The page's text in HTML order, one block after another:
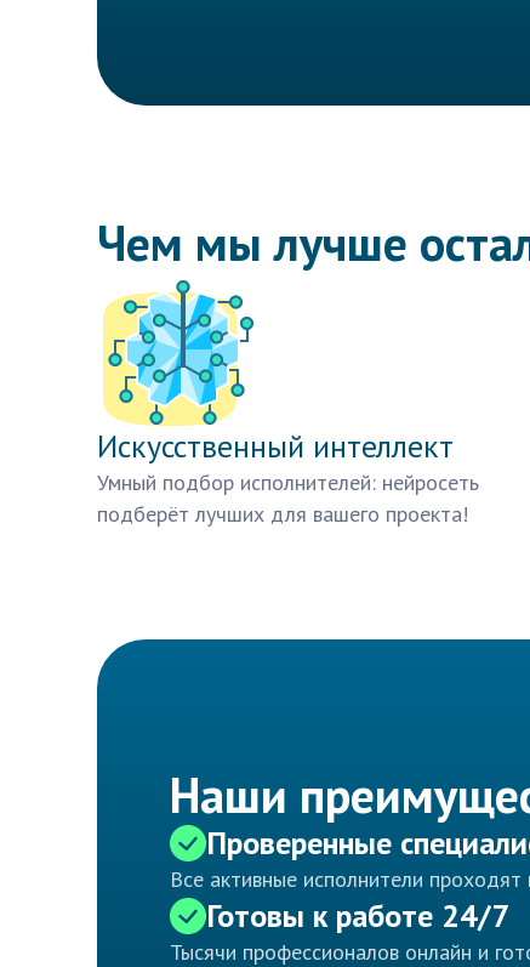
Чем мы лучше
Искусственный интеллект
Умный подбор исполнителей: нейросеть
подберёт лучших для вашего проекта!
Наши
Проверенные
Все активные исполнители
Готовы к работе 24/7
Тысячи профессионалов онлайн и